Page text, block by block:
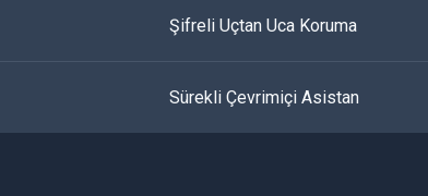
Şifreli Uçtan Uca Koruma
Sürekli Çevrimiçi Asistan